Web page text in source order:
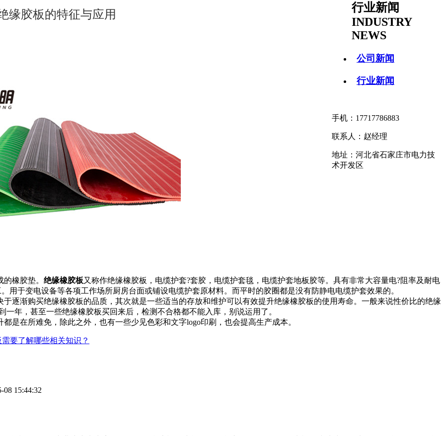
行业新闻
INDUSTRY
NEWS
公司新闻
行业新闻
手机：17717786883
联系人：赵经理
地址：河北省石家庄市电力技
术开发区
缘胶板的特征与应用
橡胶垫。 绝缘橡胶板又称作绝缘橡胶板，电缆护套?套胶，电缆护套毯，电缆护套地板胶等。具有非常大容量电?阻率及耐电
用于变电设备等各项工作场所厨房台面或铺设电缆护套原材料。而平时的胶圈都是没有防静电电缆护套效果的。
逐渐购买绝缘橡胶板的品质，其次就是一些适当的存放和维护可以有效提升绝缘橡胶板的使用寿命。一般来说性价比的绝缘
年，甚至一些绝缘橡胶板买回来后，检测不合格都不能入库，别说运用了。
是在所难免，除此之外，也有一些少见色彩和文字logo印刷，也会提高生产成本。
要了解哪些相关知识？
08 15:44:32